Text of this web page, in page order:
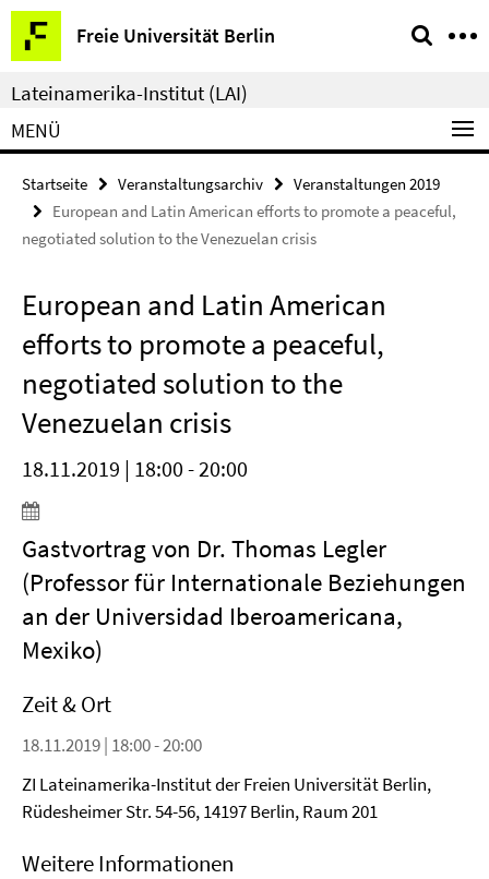
Springe
direkt
zu
Inhalt
Freie Universität Berlin
Service-
Navigation
Lateinamerika-Institut (LAI)
MENÜ
Startseite Veranstaltungsarchiv
Veranstaltungen 2019
European and Latin American efforts to promote a peaceful,
negotiated solution to the Venezuelan crisis
European and Latin American
efforts to promote a peaceful,
negotiated solution to the
Venezuelan crisis
18.11.2019 | 18:00 - 20:00
Gastvortrag von Dr. Thomas Legler
(Professor für Internationale Beziehungen
an der Universidad Iberoamericana,
Mexiko)
Zeit & Ort
18.11.2019 | 18:00 - 20:00
ZI Lateinamerika-Institut der Freien Universität Berlin,
Rüdesheimer Str. 54-56, 14197 Berlin, Raum 201
Weitere Informationen